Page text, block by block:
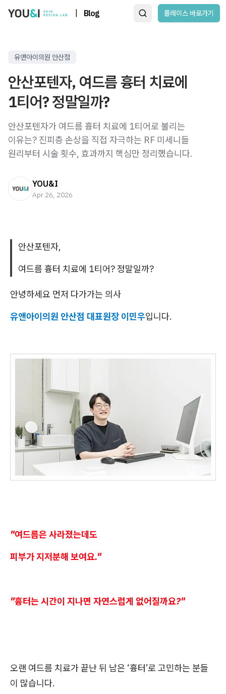
Blog 플레이스 바로가기
유앤아이의원 안산점
안산포텐자, 여드름 흉터 치료에
1티어? 정말일까?
안산포텐자가 여드름 흉터 치료에 1티어로 불리는
이유는? 진피층 손상을 직접 자극하는 RF 미세니들
원리부터 시술 횟수, 효과까지 핵심만 정리했습니다.
YOU&I
Apr 26, 2026
안산포텐자,
여드름 흉터 치료에 1티어? 정말일까?
안녕하세요 먼저 다가가는 의사
유앤아이의원 안산점 대표원장 이민우입니다.
"여드름은 사라졌는데도
피부가 지저분해 보여요."
"흉터는 시간이 지나면 자연스럽게 없어질까요?"
오랜 여드름 치료가 끝난 뒤 남은 ‘흉터’로 고민하는 분들
이 많습니다.